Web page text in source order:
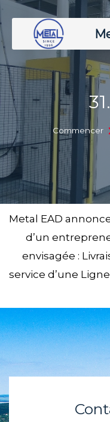
Commencer
Metal EAD
d’un
envisagée :
service d’une